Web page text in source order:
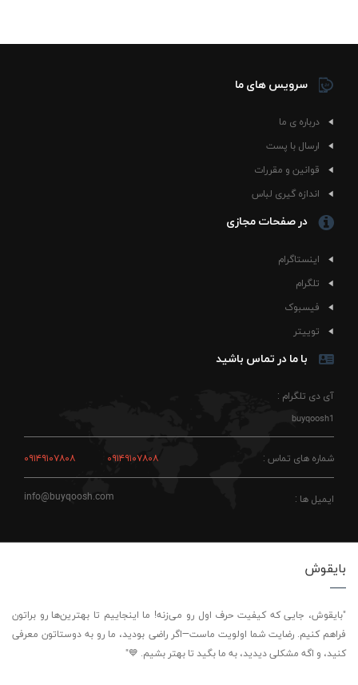
سرویس های ما
درباره ی ما
ارسال با پست
قوانین و مقررات
اندازه گیری لباس
در صفحات مجازی
اینستاگرام
تلگرام
فیسبوک
توییتر
با ما در تماس باشید
آی دی تلگرام :
buyqoosh1
شماره های تماس : ۰۹۱۴۹۱۰۷۸۰۸ ۰۹۱۴۹۱۰۷۸۰۸
ایمیل ها : info@buyqoosh.com
بایقوش
"بایقوش، جایی که کیفیت حرف اول رو می‌زنه! ما اینجاییم تا بهترین‌ها رو براتون
فراهم کنیم. رضایت شما اولویت ماست—اگر راضی بودید، ما رو به دوستاتون معرفی
کنید، و اگه مشکلی دیدید، به ما بگید تا بهتر بشیم. 💙"